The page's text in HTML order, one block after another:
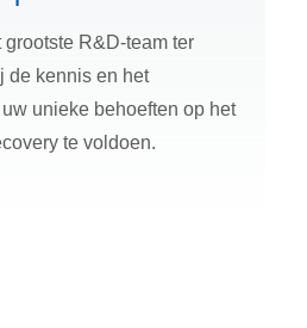
R&D-team ter
de kennis en het
unieke behoeften op het
te voldoen.